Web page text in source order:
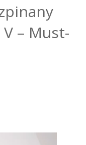
– Must-